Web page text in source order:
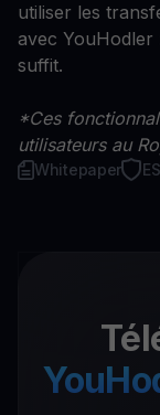
utiliser les
avec YouHodler
suffit.
*Ces
utilisateurs au
Whitepaper